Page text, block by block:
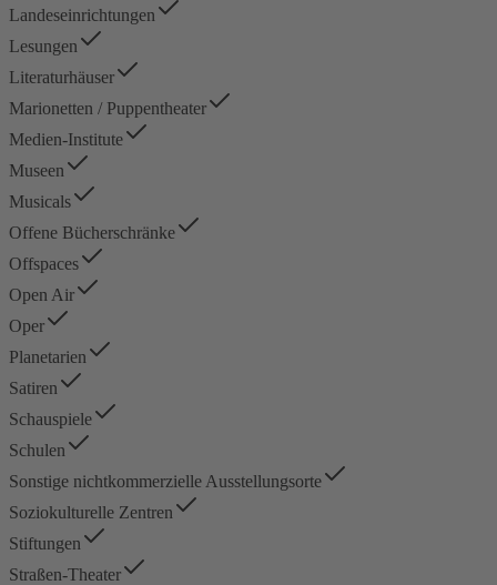
Landeseinrichtungen
Lesungen
Literaturhäuser
Marionetten / Puppentheater
Medien-Institute
Museen
Musicals
Offene Bücherschränke
Offspaces
Open Air
Oper
Planetarien
Satiren
Schauspiele
Schulen
Sonstige nichtkommerzielle Ausstellungsorte
Soziokulturelle Zentren
Stiftungen
Straßen-Theater